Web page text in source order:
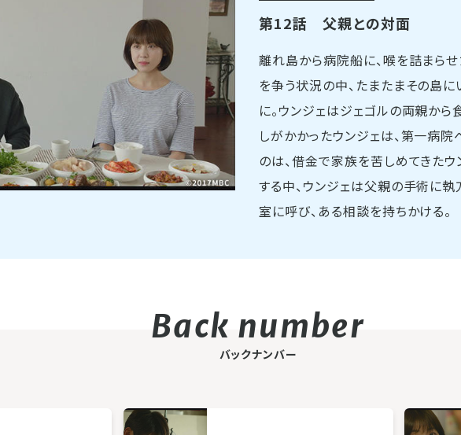
第12話 父親との対面
離れ島から病院船に、喉を詰まら
を争う状況の中、たまたまその島
に。ウンジェはジェゴルの両親か
しがかかったウンジェは、第一病
のは、借金で家族を苦しめてきた
する中、ウンジェは父親の手術に執
室に呼び、ある相談を持ちかける。
バックナンバー